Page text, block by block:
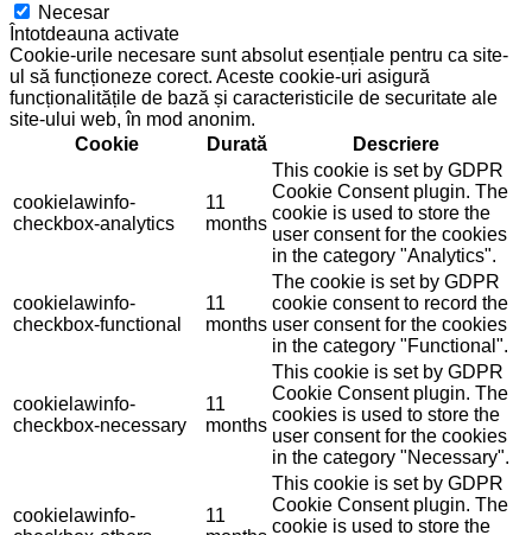
Necesar
Întotdeauna activate
Cookie-urile necesare sunt absolut esențiale pentru ca site-
ul să funcționeze corect. Aceste cookie-uri asigură
funcționalitățile de bază și caracteristicile de securitate ale
site-ului web, în mod anonim.
Cookie
Durată Descriere
cookielawinfo-
checkbox-analytics
11
months
This cookie is set by GDPR
Cookie Consent plugin. The
cookie is used to store the
user consent for the cookies
in the category "Analytics".
cookielawinfo-
checkbox-functional
11
months
The cookie is set by GDPR
cookie consent to record the
user consent for the cookies
in the category "Functional".
cookielawinfo-
checkbox-necessary
11
months
This cookie is set by GDPR
Cookie Consent plugin. The
cookies is used to store the
user consent for the cookies
in the category "Necessary".
cookielawinfo-
11
This cookie is set by GDPR
Cookie Consent plugin. The
cookie is used to store the